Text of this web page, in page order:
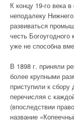
К концу 19-го века
неподалеку
развиваться
честь
уже не способна
В 1898 г. приняли
более крупными
приступили к
перечисляя с
(впоследствии
название